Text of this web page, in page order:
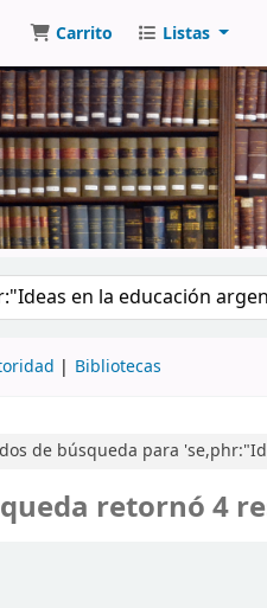
Carrito Listas
el catálogo
Bibliotecas
de búsqueda para
retornó 4